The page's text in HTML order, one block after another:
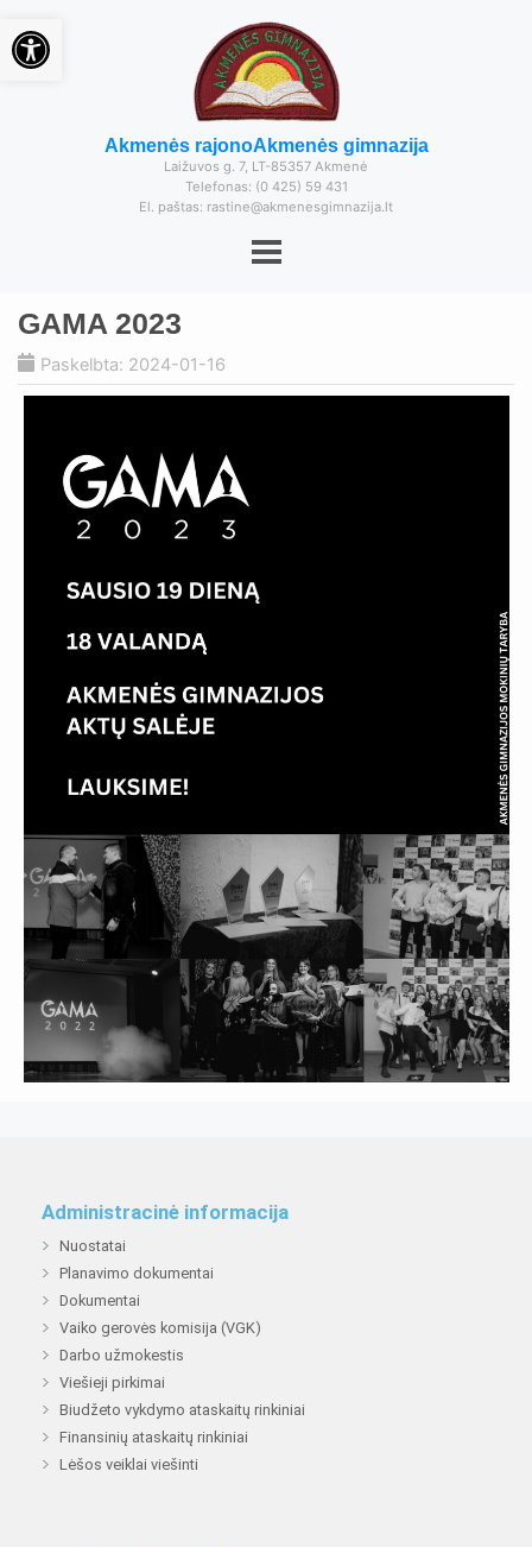
Akmenės rajonoAkmenės gimnazija
Laižuvos g. 7, LT-85357 Akmenė
Telefonas: (0 425) 59 431
El. paštas: rastine@akmenesgimnazija.lt
GAMA 2023
Paskelbta: 2024-01-16
Administracinė informacija
Nuostatai
Planavimo dokumentai
Dokumentai
Vaiko gerovės komisija (VGK)
Darbo užmokestis
Viešieji pirkimai
Biudžeto vykdymo ataskaitų rinkiniai
Finansinių ataskaitų rinkiniai
Lėšos veiklai viešinti
Open toolbar